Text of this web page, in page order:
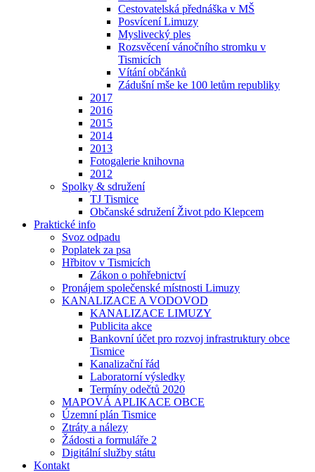
Cestovatelská přednáška v MŠ
Posvícení Limuzy
Myslivecký ples
Rozsvěcení vánočního stromku v
Tismicích
Vítání občánků
Zádušní mše ke 100 letům republiky
2017
2016
2015
2014
2013
Fotogalerie knihovna
2012
Spolky & sdružení
TJ Tismice
Občanské sdružení Život pdo Klepcem
Praktické info
Svoz odpadu
Poplatek za psa
Hřbitov v Tismicích
Zákon o pohřebnictví
Pronájem společenské místnosti Limuzy
KANALIZACE A VODOVOD
KANALIZACE LIMUZY
Publicita akce
Bankovní účet pro rozvoj infrastruktury obce
Tismice
Kanalizační řád
Laboratorní výsledky
Termíny odečtů 2020
MAPOVÁ APLIKACE OBCE
Územní plán Tismice
Ztráty a nálezy
Žádosti a formuláře 2
Digitální služby státu
Kontakt